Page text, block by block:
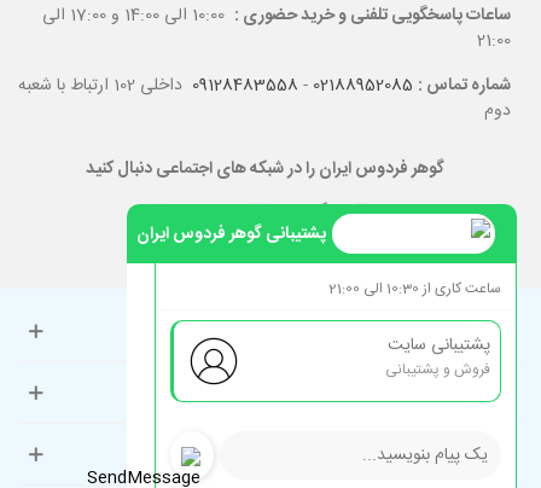
ساعات پاسخگویی تلفنی و خرید حضوری :
10:00 الی 14:00 و 17:00 الی
21:00
شماره تماس : 02188952085
-
09128483558
داخلی 102 ارتباط با شعبه
دوم
گوهر فردوس ایران را در شبکه های اجتماعی دنبال کنید
حساب کاربری
راهنمای مشتریان
دسته‌بندی‌های پرطرفدار
پشتیبانی گوهر فردوس ایران
ساعت کاری از 10:30 الی 21:00
پشتیبانی سایت
فروش و پشتیبانی